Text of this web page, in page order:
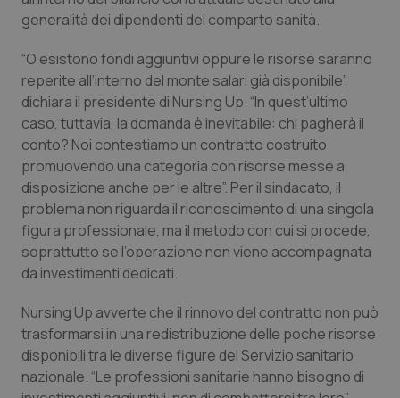
Provincia Autonoma di Trento
Puglia
Sardegna
Sicilia
Toscana
Umbria
Valle D’Aosta
Veneto
Ipertensione & Scompenso
Malattie rare
Malattia di Crohn & Rettocolite Ulcerosa
Neuroscienze & patologie neurodegenerative
Obesità
Oftalmologia
Oncodermatologia
Oncoematologia
generalità dei dipendenti del comparto sanità.
“O esistono fondi aggiuntivi oppure le risorse saranno
reperite all’interno del monte salari già disponibile”,
dichiara il presidente di Nursing Up. “In quest’ultimo
caso, tuttavia, la domanda è inevitabile: chi pagherà il
conto? Noi contestiamo un contratto costruito
promuovendo una categoria con risorse messe a
disposizione anche per le altre”. Per il sindacato, il
problema non riguarda il riconoscimento di una singola
figura professionale, ma il metodo con cui si procede,
soprattutto se l’operazione non viene accompagnata
da investimenti dedicati.
Nursing Up avverte che il rinnovo del contratto non può
trasformarsi in una redistribuzione delle poche risorse
disponibili tra le diverse figure del Servizio sanitario
nazionale. “Le professioni sanitarie hanno bisogno di